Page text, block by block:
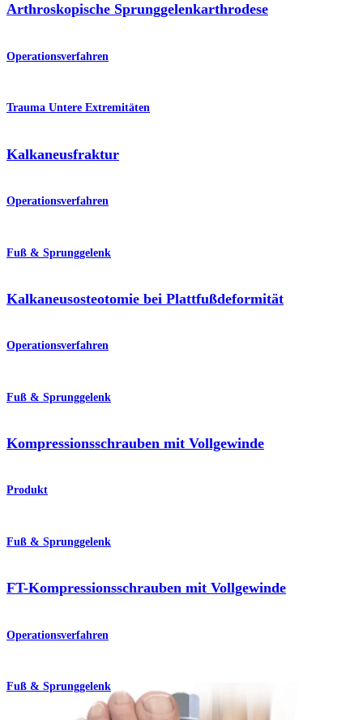
Arthroskopische Sprunggelenkarthrodese
Operationsverfahren
Trauma Untere Extremitäten
Kalkaneusfraktur
Operationsverfahren
Fuß & Sprunggelenk
Kalkaneusosteotomie bei Plattfußdeformität
Operationsverfahren
Fuß & Sprunggelenk
Kompressionsschrauben mit Vollgewinde
Produkt
Fuß & Sprunggelenk
FT-Kompressionsschrauben mit Vollgewinde
Operationsverfahren
Fuß & Sprunggelenk